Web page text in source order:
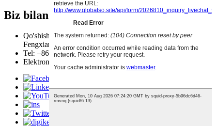
Biz bilan bog'lanish
Qo'shish: 258 Guangcun Rd, Yangwang sanoat parki,
Fengxian tumani, Shanxay 201406, Xitoy
Tel: +86 18355189974
Elektron pochta: